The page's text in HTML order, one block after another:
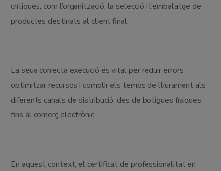
crítiques, com l’organització, la selecció i l’embalatge de
productes destinats al client final.
La seua correcta execució és vital per reduir errors,
optimitzar recursos i complir els temps de lliurament als
diferents canals de distribució, des de botigues físiques
fins al comerç electrònic.
En aquest context, el certificat de professionalitat en